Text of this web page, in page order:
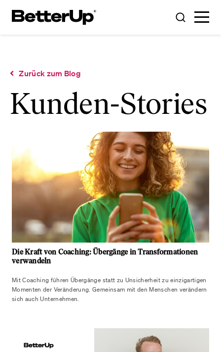
Zurück zum Blog
Kunden-Stories
Die Kraft von Coaching: Übergänge in Transformationen
verwandeln
Mit Coaching führen Übergänge statt zu Unsicherheit zu einzigartigen
Momenten der Veränderung. Gemeinsam mit den Menschen verändern
sich auch Unternehmen.